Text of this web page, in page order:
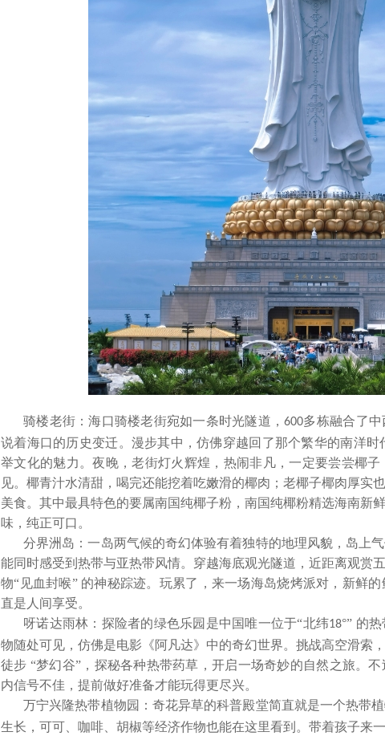
骑楼老街：海口骑楼老街宛如一条时光隧道，600多栋融合了
说着海口的历史变迁。漫步其中，仿佛穿越回了那个繁华的南洋
举文化的魅力。夜晚，老街灯火辉煌，热闹非凡，一定要尝尝椰子
见。椰青汁水清甜，喝完还能挖着吃嫩滑的椰肉；老椰子椰肉厚实
美食。其中最具特色的要属南国纯椰子粉，南国纯椰粉精选海南新
味，纯正可口。
分界洲岛：一岛两气候的奇幻体验有着独特的地理风貌，岛上
能同时感受到热带与亚热带风情。穿越海底观光隧道，近距离观赏
物“见血封喉” 的神秘踪迹。玩累了，来一场海岛烧烤派对，新鲜
直是人间享受。
呀诺达雨林：探险者的绿色乐园是中国唯一位于“北纬18°” 的
物随处可见，仿佛是电影《阿凡达》中的奇幻世界。挑战高空滑索
徒步 “梦幻谷”，探秘各种热带药草，开启一场奇妙的自然之旅。
内信号不佳，提前做好准备才能玩得更尽兴。
万宁兴隆热带植物园：奇花异草的科普殿堂简直就是一个热带植
生长，可可、咖啡、胡椒等经济作物也能在这里看到。带着孩子来